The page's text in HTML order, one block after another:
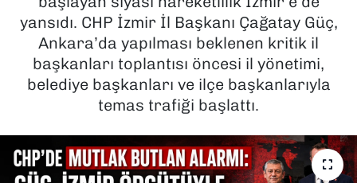
yansıdı. CHP İzmir İl Başkanı Çağatay Güç,
Ankara’da yapılması beklenen kritik il
başkanları toplantısı öncesi il yönetimi,
belediye başkanları ve ilçe başkanlarıyla
temas trafiği başlattı.
POLİTİKA
SAĞLIK
TEKNOLOJİ